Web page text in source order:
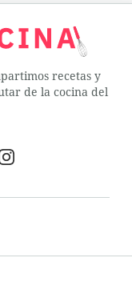
recetas y
de la cocina del